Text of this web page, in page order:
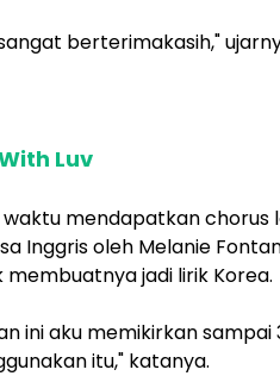
berterimakasih,"
Luv
waktu mendapatkan chorus
Inggris oleh Melanie
membuatnya jadi lirik Korea.
ini aku memikirkan
itu," katanya.